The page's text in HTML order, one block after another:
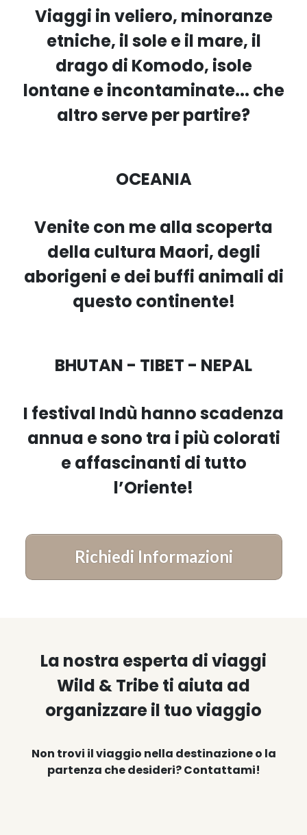
Viaggi in veliero, minoranze
etniche, il sole e il mare, il
drago di Komodo, isole
lontane e incontaminate... che
altro serve per partire?
OCEANIA
Venite con me alla scoperta
della cultura Maori, degli
aborigeni e dei buffi animali di
questo continente!
BHUTAN - TIBET - NEPAL
I festival Indù hanno scadenza
annua e sono tra i più colorati
e affascinanti di tutto
l’Oriente!
Richiedi Informazioni
La nostra esperta di viaggi
Wild & Tribe ti aiuta ad
organizzare il tuo viaggio
Non trovi il viaggio nella destinazione o la
partenza che desideri? Contattami!